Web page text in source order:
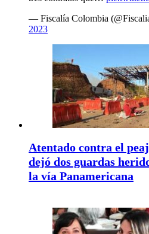
— Fiscalía Colombia
2023
Atentado contra el
dejó dos guardas
la vía Panamericana